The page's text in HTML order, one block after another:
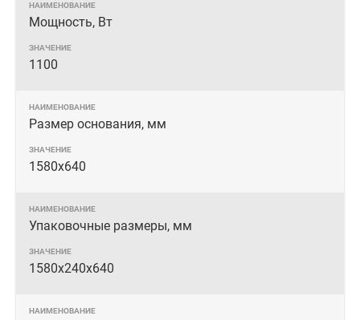
Мощность, Вт
1100
Размер основания, мм
1580х640
Упаковочные размеры, мм
1580х240х640